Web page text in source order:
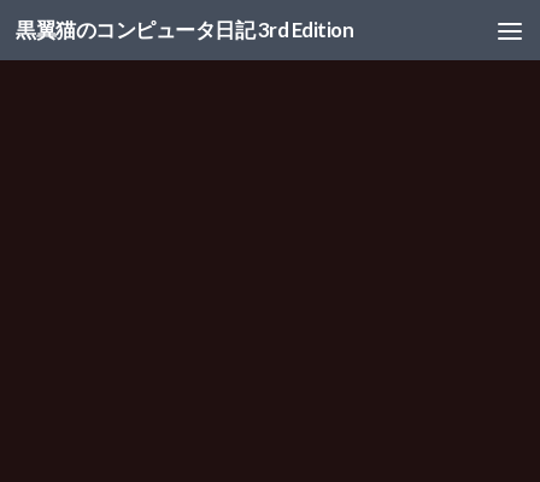
コンテンツへスキップ
黒翼猫のコンピュータ日記 3rd Edition